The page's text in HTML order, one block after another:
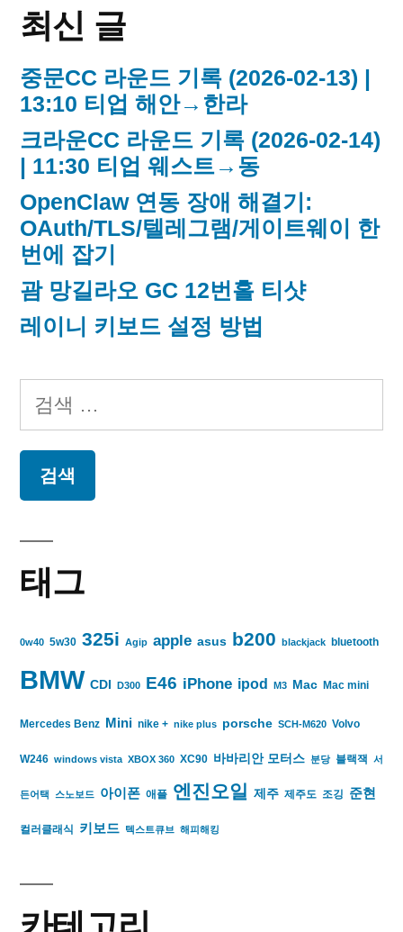
이
지
매
김
최신 글
중문CC 라운드 기록 (2026-02-13) |
13:10 티업 해안→한라
크라운CC 라운드 기록 (2026-02-14)
| 11:30 티업 웨스트→동
OpenClaw 연동 장애 해결기:
OAuth/TLS/텔레그램/게이트웨이 한
번에 잡기
괌 망길라오 GC 12번홀 티샷
레이니 키보드 설정 방법
검
색:
태그
0w40 5w30 325i Agip apple asus b200 blackjack bluetooth
BMW CDI D300 E46 iPhone ipod M3 Mac Mac mini
Mercedes Benz Mini nike + nike plus porsche SCH-M620 Volvo
W246 windows vista XBOX 360 XC90 바바리안 모터스 분당 블랙잭 서
든어택 스노보드 아이폰 애플 엔진오일 제주 제주도 조깅 준현
컬러클래식 키보드 텍스트큐브 해피해킹